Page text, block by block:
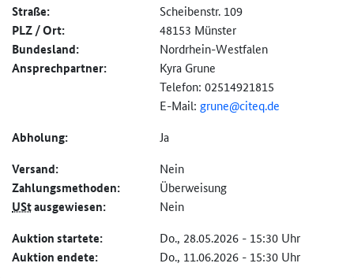
Straße: Scheibenstr. 109
PLZ / Ort: 48153 Münster
Bundesland: Nordrhein-Westfalen
Ansprechpartner:
Kyra Grune
Telefon: 02514921815
E-Mail: grune@citeq.de
Abholung: Ja
Versand: Nein
Zahlungs­methoden: Überweisung
UStausgewiesen: Nein
Auktion startete: Do., 28.05.2026 - 15:30 Uhr
Auktion endete: Do., 11.06.2026 - 15:30 Uhr